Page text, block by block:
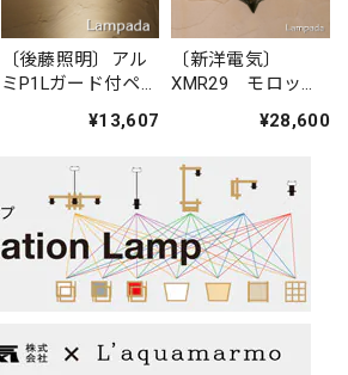
〔後藤照明〕アル
ミP1Lガード付ペン
¥13,607
〔新洋電気〕
XMR29 モロッコ
¥28,600